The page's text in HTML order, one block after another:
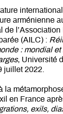
arménienne
de
(AILC) :
: mondial
, Université
juillet 2022.
la
en France
exils,